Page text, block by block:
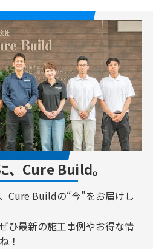
、Cure Build。
Cure Buildの“今”をお届けし
ひ最新の施工事例やお得な情
！